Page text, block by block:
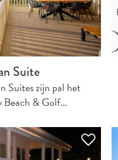
Suite
Suites zijn pal het
Beach & Golf…